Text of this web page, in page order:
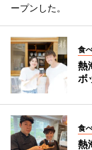
ープンした。
食
熱
ボ
食
熱